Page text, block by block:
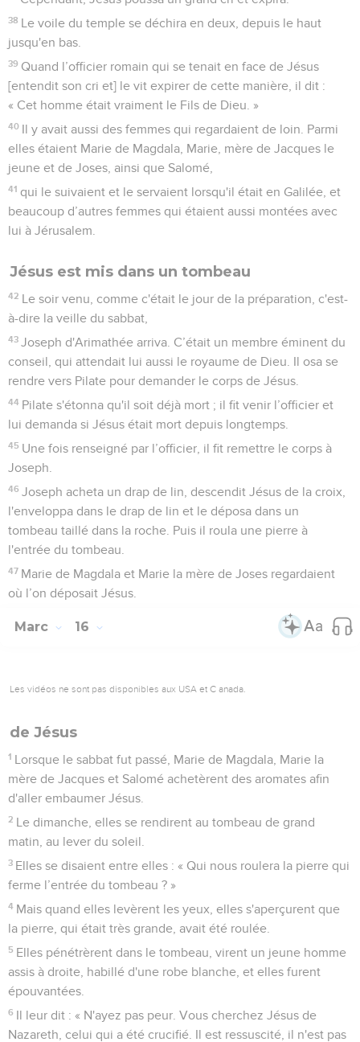
38 Le voile du temple se déchira en deux, depuis le haut
jusqu'en bas.
39 Quand l’officier romain qui se tenait en face de Jésus
[entendit son cri et] le vit expirer de cette manière, il dit :
« Cet homme était vraiment le Fils de Dieu. »
40 Il y avait aussi des femmes qui regardaient de loin. Parmi
elles étaient Marie de Magdala, Marie, mère de Jacques le
jeune et de Joses, ainsi que Salomé,
41 qui le suivaient et le servaient lorsqu'il était en Galilée, et
beaucoup d’autres femmes qui étaient aussi montées avec
lui à Jérusalem.
Jésus est mis dans un tombeau
42 Le soir venu, comme c'était le jour de la préparation, c'est-
à-dire la veille du sabbat,
43 Joseph d'Arimathée arriva. C’était un membre éminent du
conseil, qui attendait lui aussi le royaume de Dieu. Il osa se
rendre vers Pilate pour demander le corps de Jésus.
44 Pilate s'étonna qu'il soit déjà mort ; il fit venir l’officier et
lui demanda si Jésus était mort depuis longtemps.
45 Une fois renseigné par l’officier, il fit remettre le corps à
Joseph.
46 Joseph acheta un drap de lin, descendit Jésus de la croix,
l'enveloppa dans le drap de lin et le déposa dans un
tombeau taillé dans la roche. Puis il roula une pierre à
l'entrée du tombeau.
47 Marie de Magdala et Marie la mère de Joses regardaient
où l’on déposait Jésus.
Marc 16
Les vidéos ne sont pas disponibles aux USA et C anada.
de Jésus
1 Lorsque le sabbat fut passé, Marie de Magdala, Marie la
mère de Jacques et Salomé achetèrent des aromates afin
d'aller embaumer Jésus.
2 Le dimanche, elles se rendirent au tombeau de grand
matin, au lever du soleil.
3 Elles se disaient entre elles : « Qui nous roulera la pierre qui
ferme l’entrée du tombeau ? »
4 Mais quand elles levèrent les yeux, elles s'aperçurent que
la pierre, qui était très grande, avait été roulée.
5 Elles pénétrèrent dans le tombeau, virent un jeune homme
assis à droite, habillé d'une robe blanche, et elles furent
épouvantées.
6 Il leur dit : « N'ayez pas peur. Vous cherchez Jésus de
Nazareth, celui qui a été crucifié. Il est ressuscité, il n'est pas